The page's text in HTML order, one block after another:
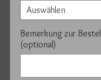
Bemerkung zur
(optional)